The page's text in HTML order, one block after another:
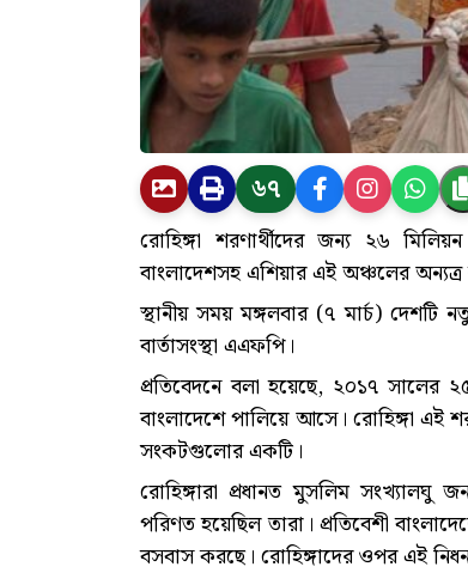
৬৭
রোহিঙ্গা শরণার্থীদের জন্য ২৬
বাংলাদেশসহ এশিয়ার এই অঞ্চলের অন্যত্র
স্থানীয় সময় মঙ্গলবার (৭ মার্চ)
বার্তাসংস্থা এএফপি।
প্রতিবেদনে বলা হয়েছে, ২০১৭ সালের
বাংলাদেশে পালিয়ে আসে। রোহিঙ্গা এই
সংকটগুলোর একটি।
রোহিঙ্গারা প্রধানত মুসলিম সংখ্যালঘু
পরিণত হয়েছিল তারা। প্রতিবেশী
বসবাস করছে। রোহিঙ্গাদের ওপর এই